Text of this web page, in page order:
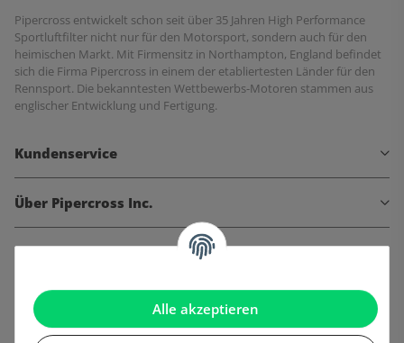
Alle akzeptieren
Pipercross entwickelt schon seit über 35 Jahren High Performance
Sportluftfilter nicht nur für den Motorsport, sondern auch für den
heimischen Markt. Mit Firmensitz in Northampton, England befindet
sich die Firma Pipercross in einem der etabliertesten Länder für den
Rennsport. Die bekanntesten Wettbewerbs-Motoren stammen aus
englischer Entwicklung und Fertigung.
Kundenservice
Über Pipercross Inc.
Informationen
Gesetzliche Informationen